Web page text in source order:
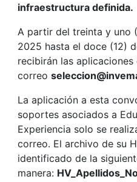
infraestructura definida.
A partir del treinta y uno
2025 hasta el doce (12)
recibirán las
correo
La aplicación a esta
soportes asociados a
Experiencia solo se
correo. El archivo de su
identificado de la
manera: